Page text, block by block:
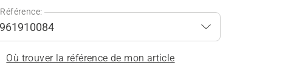
Référence:
Où trouver la référence de mon article